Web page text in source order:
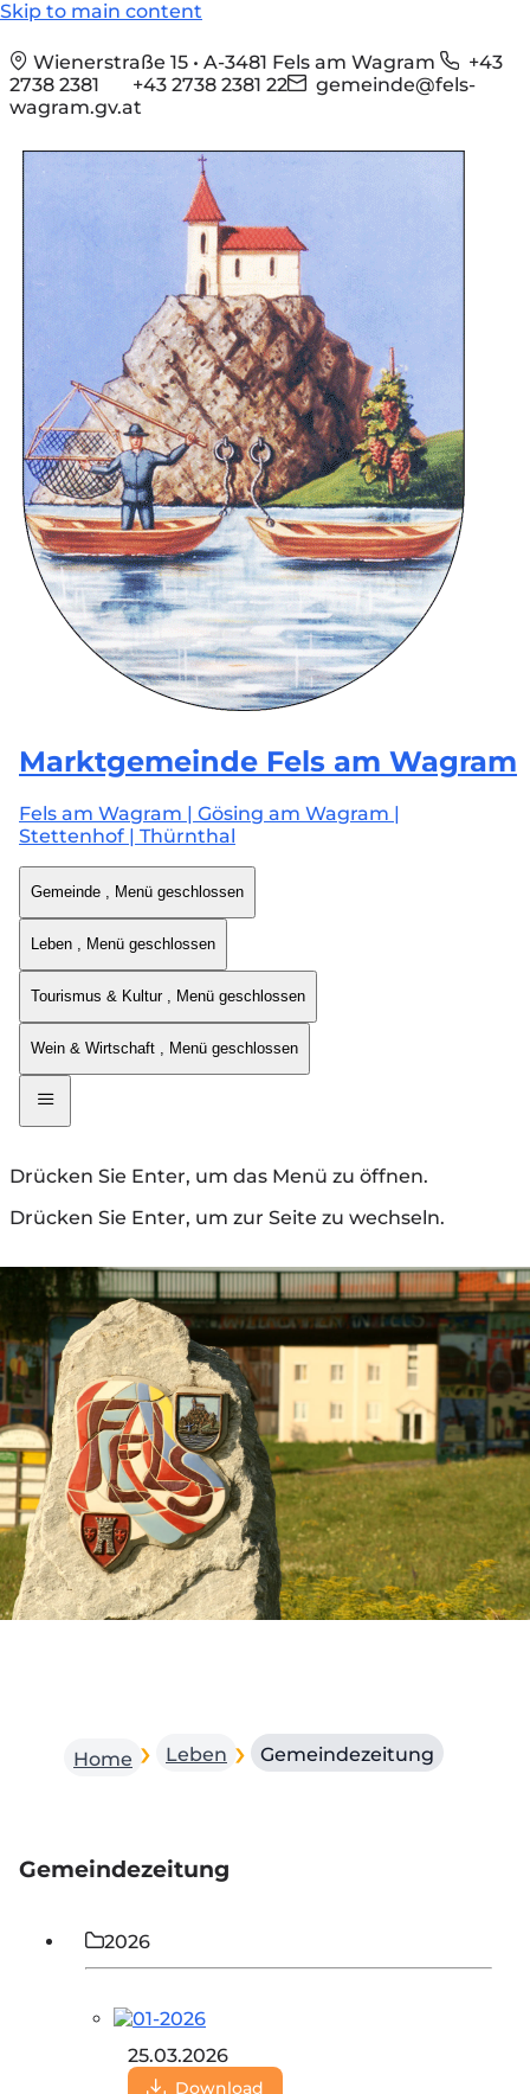
Skip to main content
Wienerstraße 15 • A-3481 Fels am Wagram
+43
2738 2381
+43 2738 2381 22
gemeinde@fels-
wagram.gv.at
Marktgemeinde Fels am Wagram
Fels am Wagram | Gösing am Wagram |
Stettenhof | Thürnthal
Gemeinde , Menü geschlossen
Leben , Menü geschlossen
Tourismus & Kultur , Menü geschlossen
Wein & Wirtschaft , Menü geschlossen
Drücken Sie Enter, um das Menü zu öffnen.
Drücken Sie Enter, um zur Seite zu wechseln.
Home Leben Gemeindezeitung
Gemeindezeitung
2026
25.03.2026
Download